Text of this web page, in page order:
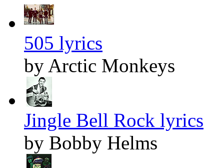
505 lyrics
by Arctic Monkeys
Jingle Bell Rock lyrics
by Bobby Helms